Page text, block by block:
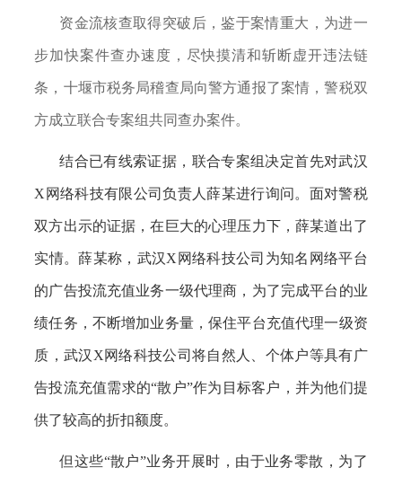
资金流核查取得突破后，鉴于案情重大，为进一
步加快案件查办速度，尽快摸清和斩断虚开违法链
条，十堰市税务局稽查局向警方通报了案情，警税双
方成立联合专案组共同查办案件。
结合已有线索证据，联合专案组决定首先对武汉
X网络科技有限公司负责人薛某进行询问。面对警税
双方出示的证据，在巨大的心理压力下，薛某道出了
实情。薛某称，武汉X网络科技公司为知名网络平台
的广告投流充值业务一级代理商，为了完成平台的业
绩任务，不断增加业务量，保住平台充值代理一级资
质，武汉X网络科技公司将自然人、个体户等具有广
告投流充值需求的“散户”作为目标客户，并为他们提
供了较高的折扣额度。
但这些“散户”业务开展时，由于业务零散，为了